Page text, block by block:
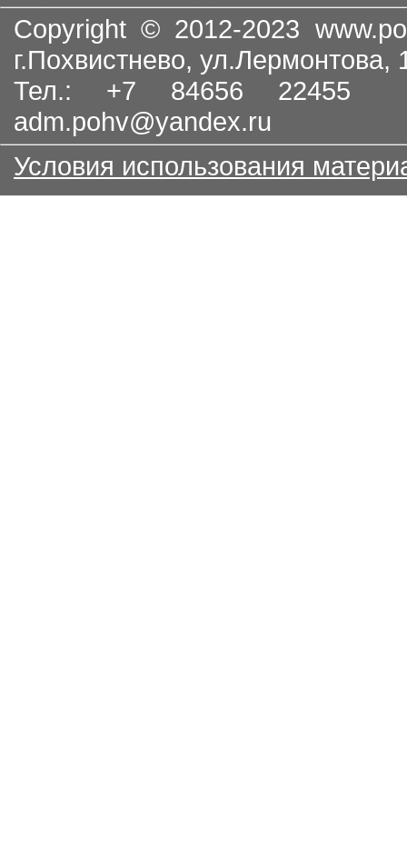
Copyright © 2012-2023
г.Похвистнево, ул.Лермонтова,
Тел.: +7 84656
adm.pohv@yandex.ru
Условия использования